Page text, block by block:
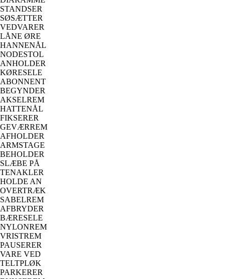
STANDSER
SØSÆTTER
VEDVARER
LÅNE ØRE
HANNENÅL
NODESTOL
ANHOLDER
KØRESELE
ABONNENT
BEGYNDER
AKSELREM
HATTENÅL
FIKSERER
GEVÆRREM
AFHOLDER
ARMSTAGE
BEHOLDER
SLÆBE PÅ
TENAKLER
HOLDE AN
OVERTRÆK
SABELREM
AFBRYDER
BÆRESELE
NYLONREM
VRISTREM
PAUSERER
VARE VED
TELTPLØK
PARKERER